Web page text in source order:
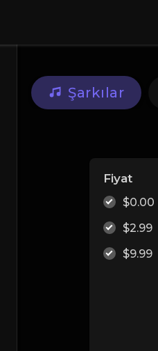
Şarkılar
Fiyat
$0.00
$2.99
$9.99